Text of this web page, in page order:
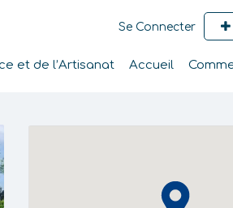
Se Connecter
et de l’Artisanat Accueil